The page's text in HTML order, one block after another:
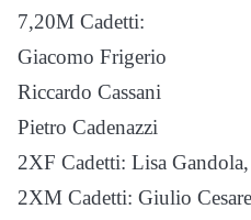
7,20M Cadetti:
Giacomo Frigerio
Riccardo Cassani
Pietro Cadenazzi
2XF Cadetti: Lisa
2XM Cadetti: Giulio